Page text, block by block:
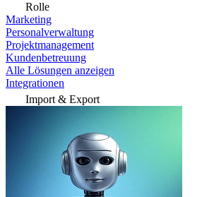
Rolle
Marketing
Personalverwaltung
Projektmanagement
Kundenbetreuung
Alle Lösungen anzeigen
Integrationen
Import & Export